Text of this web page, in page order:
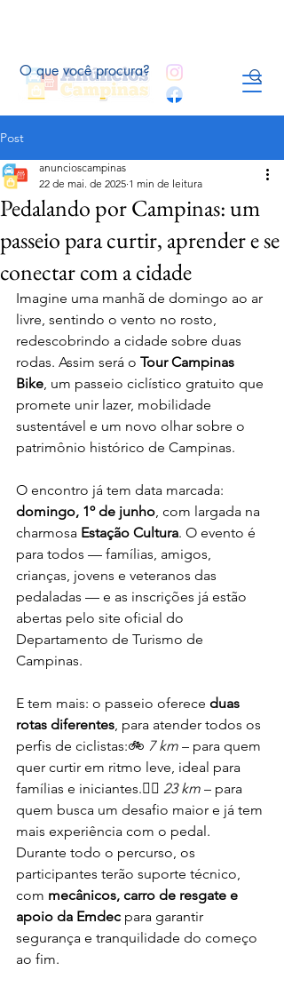
Post
Pedalando por Campinas: um
passeio para curtir, aprender e se
conectar com a cidade
anuncioscampinas
22 de mai. de 2025 1 min de leitura
Imagine uma manhã de domingo ao ar
livre, sentindo o vento no rosto,
redescobrindo a cidade sobre duas
rodas. Assim será o Tour Campinas
Bike, um passeio ciclístico gratuito que
promete unir lazer, mobilidade
sustentável e um novo olhar sobre o
patrimônio histórico de Campinas.
O encontro já tem data marcada:
domingo, 1º de junho, com largada na
charmosa Estação Cultura. O evento é
para todos — famílias, amigos,
crianças, jovens e veteranos das
pedaladas — e as inscrições já estão
abertas pelo site oficial do
Departamento de Turismo de
Campinas.
E tem mais: o passeio oferece duas
rotas diferentes, para atender todos os
perfis de ciclistas:🚲 7 km – para quem
quer curtir em ritmo leve, ideal para
famílias e iniciantes.🚴‍♂️ 23 km – para
quem busca um desafio maior e já tem
mais experiência com o pedal.
Durante todo o percurso, os
participantes terão suporte técnico,
com mecânicos, carro de resgate e
apoio da Emdec para garantir
segurança e tranquilidade do começo
ao fim.